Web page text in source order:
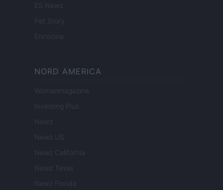
ES Newz
Pet Story
Encocina
NORD AMERICA
Womanmagazine
Investing Plus
Newz
Newz US
Newz California
Newz Texas
Newz Florida